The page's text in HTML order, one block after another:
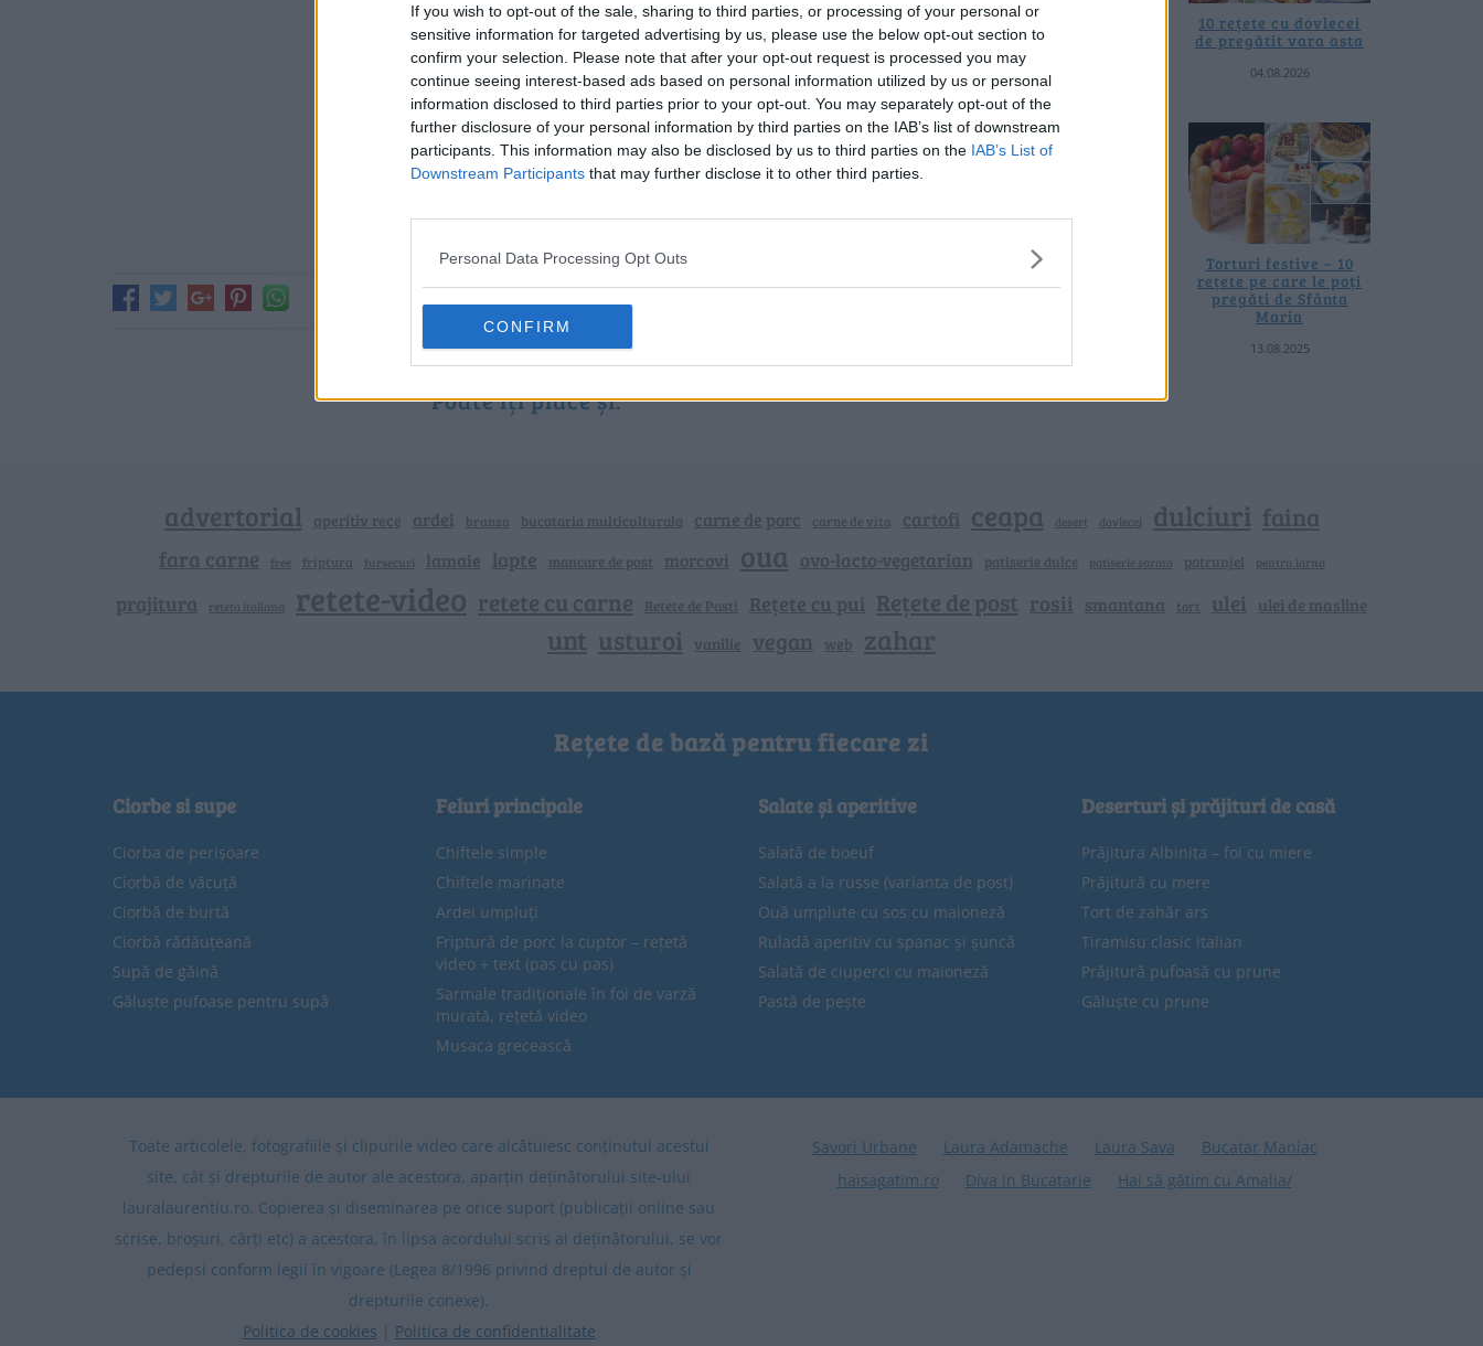
If you wish to opt-out of the sale, sharing to third parties, or processing of your personal or
sensitive information for targeted advertising by us, please use the below opt-out section to
confirm your selection. Please note that after your opt-out request is processed you may
continue seeing interest-based ads based on personal information utilized by us or personal
information disclosed to third parties prior to your opt-out. You may separately opt-out of the
further disclosure of your personal information by third parties on the IAB’s list of downstream
participants. This information may also be disclosed by us to third parties on the IAB’s List of
Downstream Participants that may further disclose it to other third parties.
Personal Data Processing Opt Outs
CONFIRM
Poate îți place și:
20 de rețete de salate
de vară fără
prelucrare termică
06.08.2026
10 rețete cu dovlecei
de pregătit vara asta
04.08.2026
4 rețete de gogoșari de
Torturi festive – 10
rețete pe care le poți
pregăti de Sfânta
Maria
13.08.2025
advertorial aperitiv rece ardei branza bucataria multiculturala carne de porc carne de vita cartofi ceapa desert dovlecei dulciuri faina
fara carne free friptura fursecuri lamaie lapte mancare de post morcovi oua ovo-lacto-vegetarian patiserie dulce patiserie sarata patrunjel pentru iarna
prajitura reteta italiana retete-video retete cu carne Retete de Pasti Rețete cu pui Rețete de post rosii smantana tort ulei ulei de masline
unt usturoi vanilie vegan web zahar
Rețete de bază pentru fiecare zi
Ciorbe si supe
Ciorba de perișoare
Ciorbă de văcuță
Ciorbă de burtă
Ciorbă rădăuțeană
Supă de găină
Găluște pufoase pentru supă
Feluri principale
Chiftele simple
Chiftele marinate
Ardei umpluți
Friptură de porc la cuptor – rețetă
video + text (pas cu pas)
Sarmale tradiționale în foi de varză
murată, rețetă video
Musaca grecească
Salate și aperitive
Salată de boeuf
Salată a la russe (varianta de post)
Ouă umplute cu sos cu maioneză
Ruladă aperitiv cu spanac și șuncă
Salată de ciuperci cu maioneză
Pastă de pește
Deserturi și prăjituri de casă
Prăjitura Albinița – foi cu miere
Prăjitură cu mere
Tort de zahăr ars
Tiramisu clasic italian
Prăjitură pufoasă cu prune
Găluște cu prune
Toate articolele, fotografiile și clipurile video care alcătuiesc conținutul acestui
site, cât și drepturile de autor ale acestora, aparțin deținătorului site-ului
lauralaurentiu.ro. Copierea și diseminarea pe orice suport (publicații online sau
scrise, broșuri, cărți etc) a acestora, în lipsa acordului scris al deținătorului, se vor
pedepsi conform legii în vigoare (Legea 8/1996 privind dreptul de autor și
drepturile conexe).
Politica de cookies | Politica de confidentialitate
Savori Urbane Laura Adamache Laura Sava
Bucatar Maniac
haisagatim.ro
Diva in Bucatarie Hai să gătim cu Amalia/